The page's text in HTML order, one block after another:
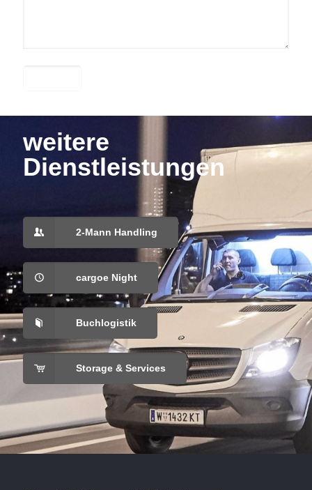
weitere
Dienstleistungen
2-Mann Handling
cargoe Night
Buchlogistik
Storage & Services